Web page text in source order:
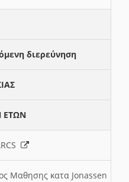
διερεύνηση
ΕΤΩΝ
Μαθησης κατα Jonassen